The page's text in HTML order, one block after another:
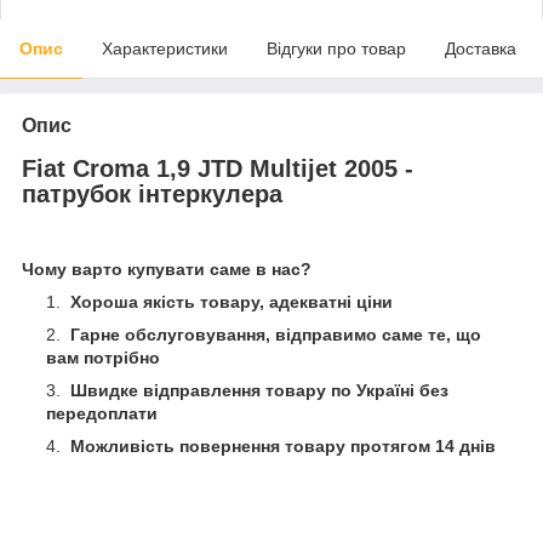
Опис Характеристики Відгуки про товар Доставка
Опис
Fiat Croma 1,9 JTD Multijet 2005 -
патрубок інтеркулера
Чому варто купувати саме в нас?
Хороша якість товару, адекватні ціни
Гарне обслуговування, відправимо саме те, що
вам потрібно
Швидке відправлення товару по Україні без
передоплати
Можливість повернення товару протягом 14 днів